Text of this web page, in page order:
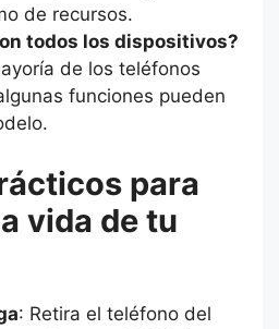
de recursos.
todos los dispositivos?
de los teléfonos
funciones pueden
para
vida de tu
: Retira el teléfono del